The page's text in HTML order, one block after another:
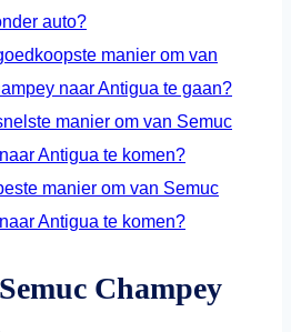
auto?
manier om van
naar Antigua te gaan?
manier om van Semuc
Antigua te komen?
manier om van Semuc
Antigua te komen?
Champey